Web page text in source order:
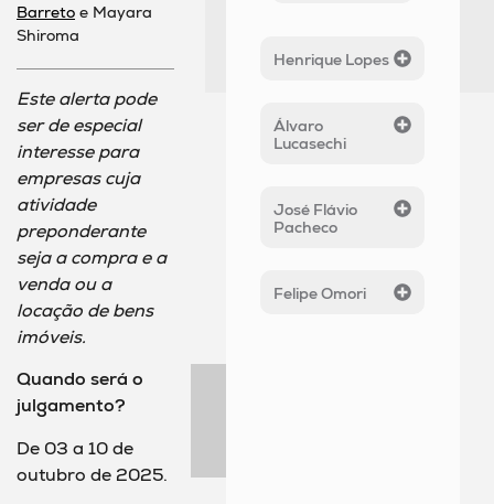
Barreto e Mayara
Shiroma
Este alerta pode
ser de especial
interesse para
empresas cuja
atividade
preponderante
seja a compra e a
venda ou a
locação de bens
imóveis.
Quando será o
julgamento?
De 03 a 10 de
outubro de 2025.
Henrique Lopes
Álvaro
Lucasechi
José Flávio
Pacheco
Felipe Omori